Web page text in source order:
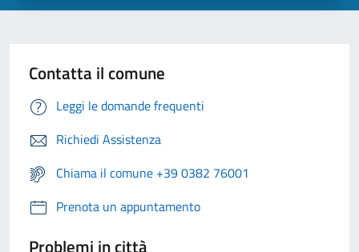
Contatta il comune
Leggi le domande frequenti
Richiedi Assistenza
Chiama il comune +39 0382 76001
Prenota un appuntamento
Problemi in città